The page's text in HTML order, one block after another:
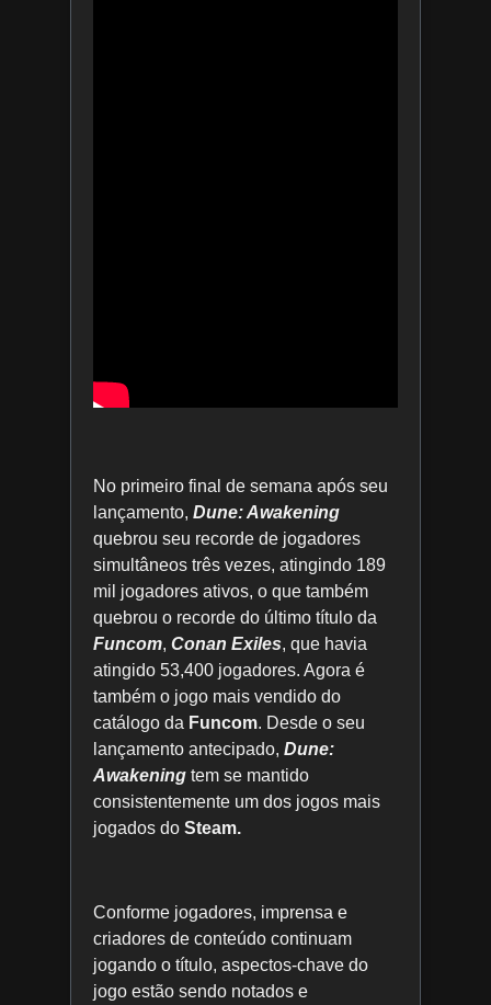
No primeiro final de semana após seu
lançamento, Dune: Awakening
quebrou seu recorde de jogadores
simultâneos três vezes, atingindo 189
mil jogadores ativos, o que também
quebrou o recorde do último título da
Funcom, Conan Exiles, que havia
atingido 53,400 jogadores. Agora é
também o jogo mais vendido do
catálogo da Funcom. Desde o seu
lançamento antecipado, Dune:
Awakening tem se mantido
consistentemente um dos jogos mais
jogados do Steam.
Conforme jogadores, imprensa e
criadores de conteúdo continuam
jogando o título, aspectos-chave do
jogo estão sendo notados e